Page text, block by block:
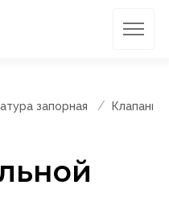
запорная Клапаны